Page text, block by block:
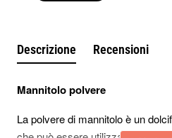
Descrizione Recensioni
Mannitolo polvere
La polvere di mannitolo è un